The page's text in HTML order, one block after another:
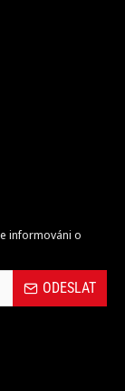
informováni o
ODESLAT